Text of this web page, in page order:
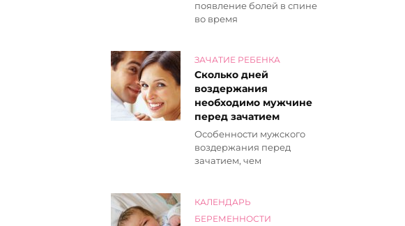
появление болей в спине
во время
ЗАЧАТИЕ РЕБЕНКА
Сколько дней
воздержания
необходимо мужчине
перед зачатием
Особенности мужского
воздержания перед
зачатием, чем
КАЛЕНДАРЬ
БЕРЕМЕННОСТИ